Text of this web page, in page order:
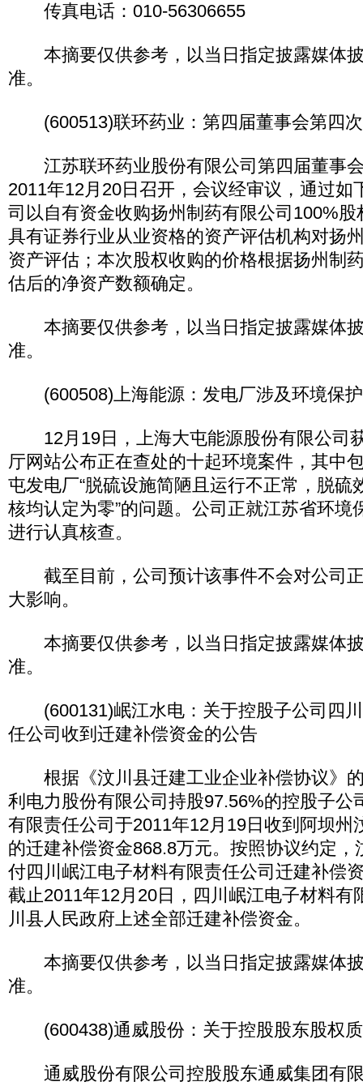
传真电话：010-56306655
本摘要仅供参考，以当日指定披露媒体
准。
(600513)联环药业：第四届董事会第四次
江苏联环药业股份有限公司第四届董事
2011年12月20日召开，会议经审议，通过如
司以自有资金收购扬州制药有限公司100%
具有证券行业从业资格的资产评估机构对扬
资产评估；本次股权收购的价格根据扬州制
估后的净资产数额确定。
本摘要仅供参考，以当日指定披露媒体
准。
(600508)上海能源：发电厂涉及环境保
12月19日，上海大屯能源股份有限公司
厅网站公布正在查处的十起环境案件，其中
屯发电厂“脱硫设施简陋且运行不正常，脱硫
核均认定为零”的问题。公司正就江苏省环境
进行认真核查。
截至目前，公司预计该事件不会对公司
大影响。
本摘要仅供参考，以当日指定披露媒体
准。
(600131)岷江水电：关于控股子公司四川
任公司收到迁建补偿资金的公告
根据《汶川县迁建工业企业补偿协议》
利电力股份有限公司持股97.56%的控股子公
有限责任公司于2011年12月19日收到阿坝州
的迁建补偿资金868.8万元。按照协议约定，
付四川岷江电子材料有限责任公司迁建补偿
截止2011年12月20日，四川岷江电子材料有
川县人民政府上述全部迁建补偿资金。
本摘要仅供参考，以当日指定披露媒体
准。
(600438)通威股份：关于控股股东股权
通威股份有限公司控股股东通威集团有限